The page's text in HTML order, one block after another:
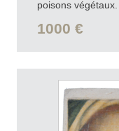
poisons végétaux.
1000 €